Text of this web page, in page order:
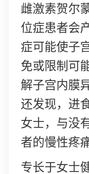
雌激素贺尔
位症患者会
症可能使子
免或限制可
解子宫内膜
还发现，进
女士，与没
者的慢性疼
专长于女士